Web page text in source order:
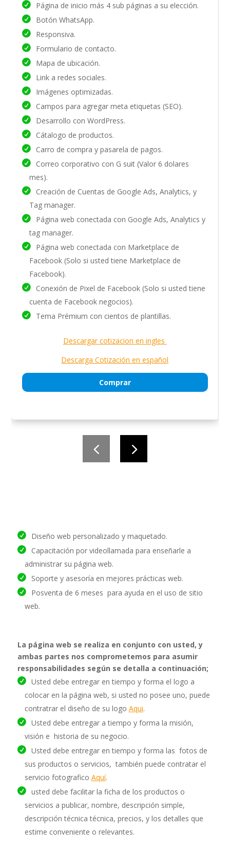
Página de inicio más 4 sub páginas a su elección.
Botón WhatsApp.
Responsiva.
Formulario de contacto.
Mapa de ubicación.
Link a redes sociales.
Imágenes optimizadas.
Campos para agregar meta etiquetas (SEO).
Desarrollo con WordPress.
Cátalogo de productos.
Carro de compra y pasarela de pagos.
Correo corporativo con G suit (Valor 6 dolares
mes).
Creación de Cuentas de Google Ads, Analytics, y
Tag manager.
Página web conectada con Google Ads, Analytics y
tag manager.
Página web conectada con Marketplace de
Facebook (Solo si usted tiene Marketplace de
Facebook).
Conexión de Pixel de Facebook (Solo si usted tiene
cuenta de Facebook negocios).
Tema Prémium con cientos de plantillas.
Descargar cotizacion en ingles
Descarga Cotización en español
Comprar
Diseño web personalizado y maquetado.
Capacitación por videollamada para enseñarle a
administrar su página web.
Soporte y asesoría en mejores prácticas web.
Posventa de 6 meses para ayuda en el uso de sitio
web.
La página web se realiza en conjunto con usted, y
ambas partes nos comprometemos para asumir
responsabilidades según se detalla a continuación;
Usted debe entregar en tiempo y forma el logo a
colocar en la página web, si usted no posee uno, puede
contratrar el diseño de su logo Aqui.
Usted debe entregar a tiempo y forma la misión,
visión e historia de su negocio.
Usted debe entregar en tiempo y forma las fotos de
sus productos o servicios, también puede contratar el
servicio fotografico Aquí.
usted debe facilitar la ficha de los productos o
servicios a publicar, nombre, descripción simple,
descripción técnica técnica, precios, y los detalles que
estime conveniente o relevantes.